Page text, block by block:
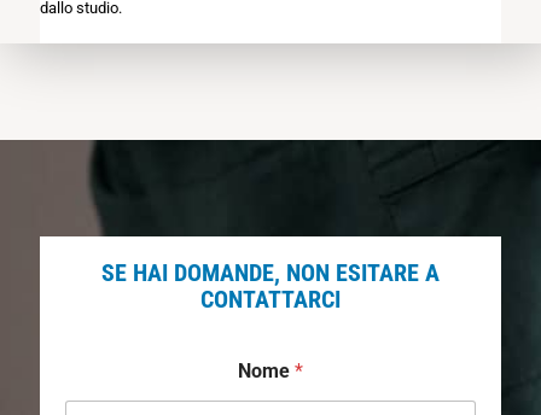
dallo studio.
SE HAI DOMANDE, NON ESITARE A
CONTATTARCI
Nome *